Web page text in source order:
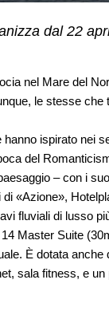
dal 22
nel Mare del
le stesse
ispirato nei
del
– con i
«Azione»,
fluviali di lusso
Master Suite
È dotata
sala fitness, e